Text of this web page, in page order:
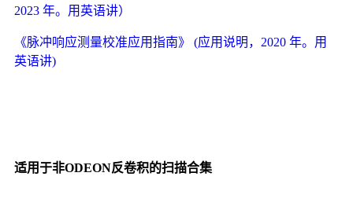
2023 年。用英语讲）
《脉冲响应测量校准应用指南》 (应用说明，2020 年。用
英语讲)
适用于非ODEON反卷积的扫描合集